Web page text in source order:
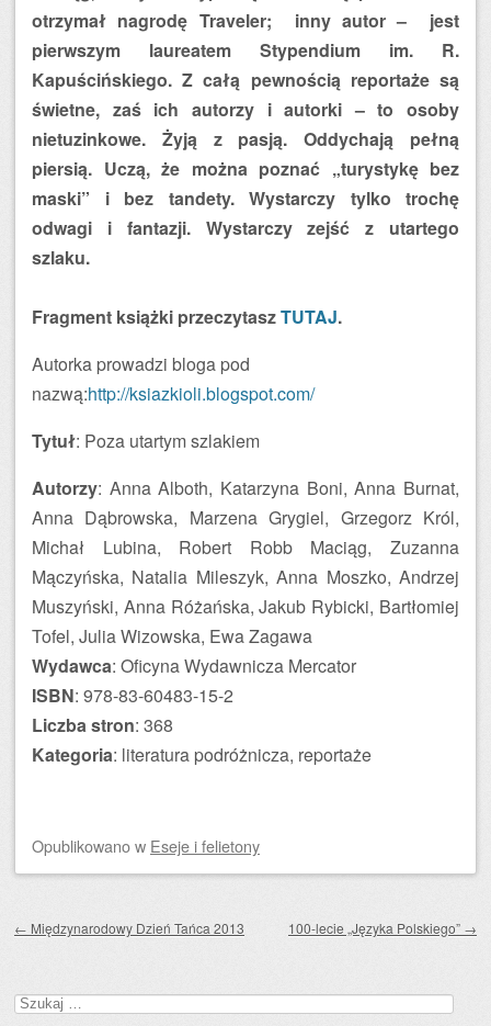
otrzymał nagrodę Traveler; inny autor – jest
pierwszym laureatem Stypendium im. R.
Kapuścińskiego. Z całą pewnością reportaże są
świetne, zaś ich autorzy i autorki – to osoby
nietuzinkowe. Żyją z pasją. Oddychają pełną
piersią. Uczą, że można poznać „turystykę bez
maski” i bez tandety. Wystarczy tylko trochę
odwagi i fantazji. Wystarczy zejść z utartego
szlaku.
Fragment książki przeczytaszTUTAJ.
Autorka prowadzi bloga pod
nazwą:http://ksiazkioli.blogspot.com/
Tytuł: Poza utartym szlakiem
Autorzy: Anna Alboth, Katarzyna Boni, Anna Burnat,
Anna Dąbrowska, Marzena Grygiel, Grzegorz Król,
Michał Lubina, Robert Robb Maciąg, Zuzanna
Mączyńska, Natalia Mileszyk, Anna Moszko, Andrzej
Muszyński, Anna Różańska, Jakub Rybicki, Bartłomiej
Tofel, Julia Wizowska, Ewa Zagawa
Wydawca: Oficyna Wydawnicza Mercator
ISBN: 978-83-60483-15-2
Liczba stron: 368
Kategoria: literatura podróżnicza, reportaże
Opublikowanow Eseje i felietony
← Międzynarodowy Dzień Tańca 2013 100-lecie „Języka Polskiego” →
Szukaj: